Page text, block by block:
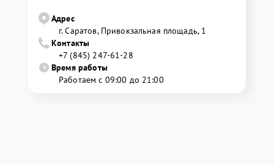
Адрес
г. Саратов, Привокзальная площадь, 1
Контакты
+7 (845) 247-61-28
Время работы
Работаем с 09:00 до 21:00